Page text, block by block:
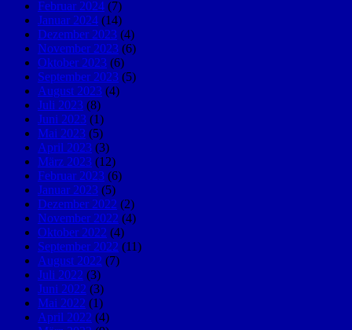
Februar 2024 (7)
Januar 2024 (14)
Dezember 2023 (4)
November 2023 (6)
Oktober 2023 (6)
September 2023 (5)
August 2023 (4)
Juli 2023 (8)
Juni 2023 (1)
Mai 2023 (5)
April 2023 (3)
März 2023 (12)
Februar 2023 (6)
Januar 2023 (5)
Dezember 2022 (2)
November 2022 (4)
Oktober 2022 (4)
September 2022 (11)
August 2022 (7)
Juli 2022 (3)
Juni 2022 (3)
Mai 2022 (1)
April 2022 (4)